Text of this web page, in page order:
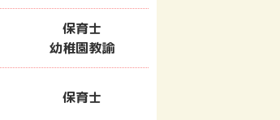
保育士
幼稚園教諭
保育士